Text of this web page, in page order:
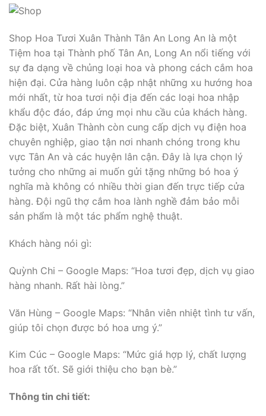
Shop Hoa Tươi Xuân Thành Tân An Long An là một
Tiệm hoa tại Thành phố Tân An, Long An nổi tiếng với
sự đa dạng về chủng loại hoa và phong cách cắm hoa
hiện đại. Cửa hàng luôn cập nhật những xu hướng hoa
mới nhất, từ hoa tươi nội địa đến các loại hoa nhập
khẩu độc đáo, đáp ứng mọi nhu cầu của khách hàng.
Đặc biệt, Xuân Thành còn cung cấp dịch vụ điện hoa
chuyên nghiệp, giao tận nơi nhanh chóng trong khu
vực Tân An và các huyện lân cận. Đây là lựa chọn lý
tưởng cho những ai muốn gửi tặng những bó hoa ý
nghĩa mà không có nhiều thời gian đến trực tiếp cửa
hàng. Đội ngũ thợ cắm hoa lành nghề đảm bảo mỗi
sản phẩm là một tác phẩm nghệ thuật.
Khách hàng nói gì:
Quỳnh Chi – Google Maps: “Hoa tươi đẹp, dịch vụ giao
hàng nhanh. Rất hài lòng.”
Văn Hùng – Google Maps: “Nhân viên nhiệt tình tư vấn,
giúp tôi chọn được bó hoa ưng ý.”
Kim Cúc – Google Maps: “Mức giá hợp lý, chất lượng
hoa rất tốt. Sẽ giới thiệu cho bạn bè.”
Thông tin chi tiết: